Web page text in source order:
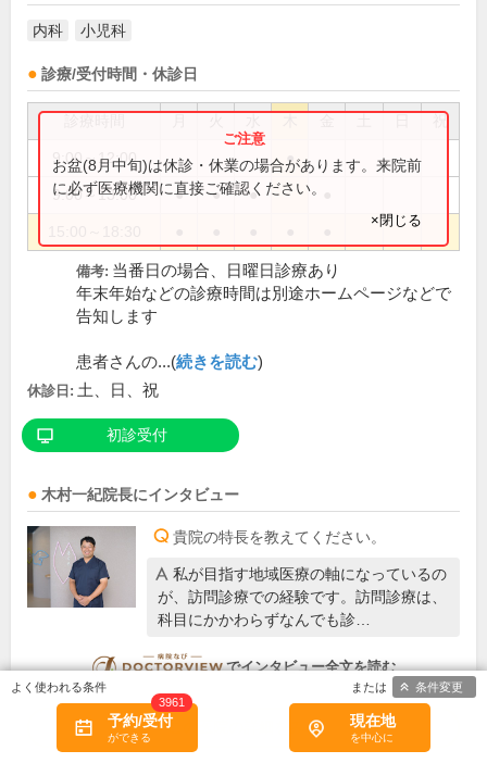
内科 小児科
診療/受付時間・休診日
祝
9:00～12:00 ●
9:00～13:00 ● ● ●
お盆(8月中旬)は休診・休業の場合があります。来院前
に必ず医療機関に直接ご確認ください。
×閉じる
備考: 当番日の場合、日曜日診療あり
年末年始などの診療時間は別途ホームページなどで
告知します
患者さんの...(続きを読む)
休診日: 土、日、祝
初診受付
木村一紀院長にインタビュー
貴院の特長を教えてください。
私が目指す地域医療の軸になっているの
が、訪問診療での経験です。訪問診療は、
科目にかかわらずなんでも診…
DOCTORVIEW
でインタビュー全文を読む
この医院の詳細をみる
予約/受付
3961
現在地
条件変更